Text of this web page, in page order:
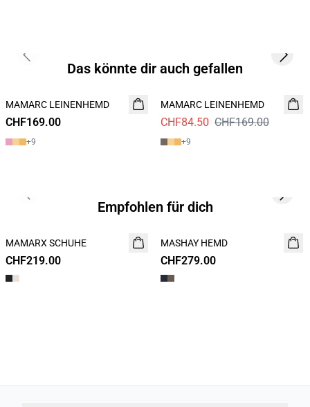
Das könnte dir auch gefallen
NEUHEIT
MAMARC LEINENHEMD
CHF169.00
+9
- 50%
MAMARC LEINENHEMD
CHF84.50 CHF169.00
+9
Previous slide Next
Empfohlen für dich
NEUHEIT
MAMARX SCHUHE
CHF219.00
NEUHEIT
MASHAY HEMD
CHF279.00
Previous slide Next